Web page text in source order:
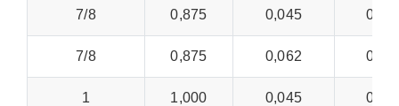
7/8 0,875 0,045
7/8 0,875 0,062
1 1,000 0,045